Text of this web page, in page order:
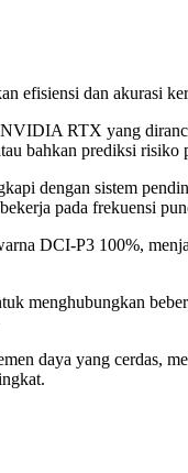
efisiensi dan akurasi
RTX yang
bahkan prediksi risiko
dengan sistem
pada frekuensi
DCI-P3 100%,
menghubungkan
daya yang cerdas,